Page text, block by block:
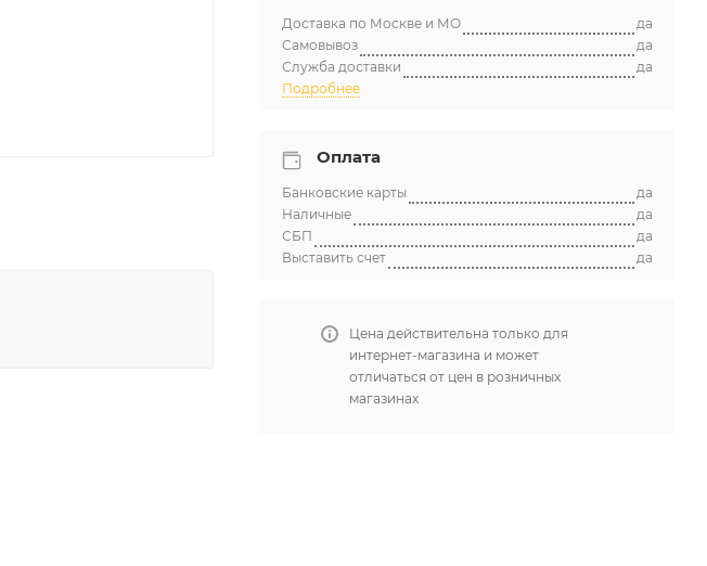
Доставка по Москве и МО
да
Самовывоз
да
Служба доставки
да
Подробнее
Оплата
Банковские карты
да
Наличные
да
СБП
да
Выставить счет
да
Цена действительна только для
интернет-магазина и может
отличаться от цен в розничных
магазинах